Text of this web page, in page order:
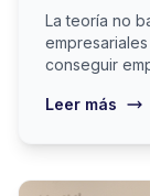
La teoría no
conseguir
Leer más